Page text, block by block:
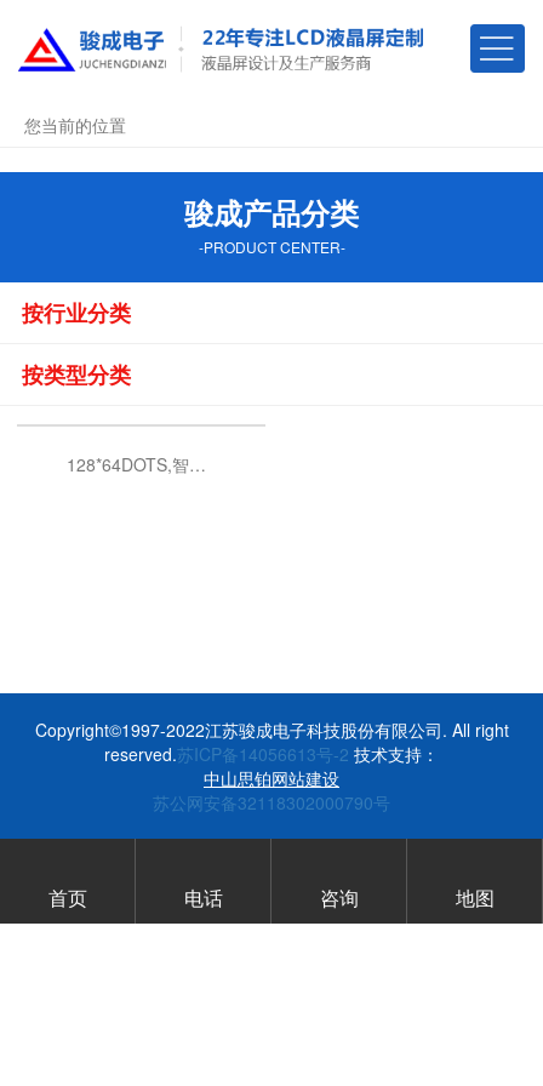
您当前的位置
骏成产品分类
-PRODUCT CENTER-
按行业分类
按类型分类
128*64DOTS,智能手表液晶显示模块
Copyright©1997-2022江苏骏成电子科技股份有限公司. All right
reserved.苏ICP备14056613号-2 技术支持：
中山思铂网站建设
苏公网安备32118302000790号
首页 电话 咨询 地图